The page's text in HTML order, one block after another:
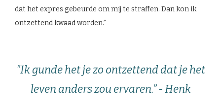
dat het expres gebeurde om mij te straffen. Dan kon ik
ontzettend kwaad worden.”
"Ik gunde het je zo ontzettend dat je het
leven anders zou ervaren.” - Henk